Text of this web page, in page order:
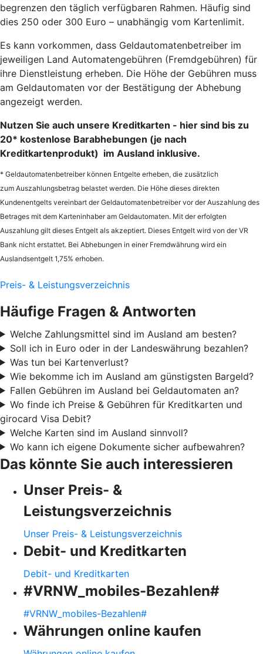
begrenzen den täglich verfügbaren Rahmen. Häufig sind
dies 250 oder 300 Euro – unabhängig vom Kartenlimit.
Es kann vorkommen, dass Geldautomatenbetreiber im
jeweiligen Land Automatengebühren (Fremdgebühren) für
ihre Dienstleistung erheben. Die Höhe der Gebühren muss
am Geldautomaten vor der Bestätigung der Abhebung
angezeigt werden.
Nutzen Sie auch unsere Kreditkarten - hier sind bis zu
20* kostenlose Barabhebungen (je nach
Kreditkartenprodukt) im Ausland inklusive.
* Geldautomatenbetreiber können Entgelte erheben, die zusätzlich
zum Auszahlungsbetrag belastet werden. Die Höhe dieses direkten
Kundenentgelts vereinbart der Geldautomatenbetreiber vor der Auszahlung des
Betrages mit dem Karteninhaber am Geldautomaten. Mit der erfolgten
Auszahlung gilt dieses Entgelt als akzeptiert. Dieses Entgelt wird von der VR
Bank nicht erstattet. Bei Abhebungen in einer Fremdwährung wird ein
Auslandsentgelt 1,75% erhoben.
Preis- & Leistungsverzeichnis
Häufige Fragen & Antworten
Welche Zahlungsmittel sind im Ausland am besten?
Soll ich in Euro oder in der Landeswährung bezahlen?
Was tun bei Kartenverlust?
Wie bekomme ich im Ausland am günstigsten Bargeld?
Fallen Gebühren im Ausland bei Geldautomaten an?
Wo finde ich Preise & Gebühren für Kreditkarten und
girocard Visa Debit?
Welche Karten sind im Ausland sinnvoll?
Wo kann ich eigene Dokumente sicher aufbewahren?
Das könnte Sie auch interessieren
Unser Preis- &
Leistungsverzeichnis
Unser Preis- & Leistungsverzeichnis
Debit- und Kreditkarten
Debit- und Kreditkarten
#VRNW_mobiles-Bezahlen#
#VRNW_mobiles-Bezahlen#
Währungen online kaufen